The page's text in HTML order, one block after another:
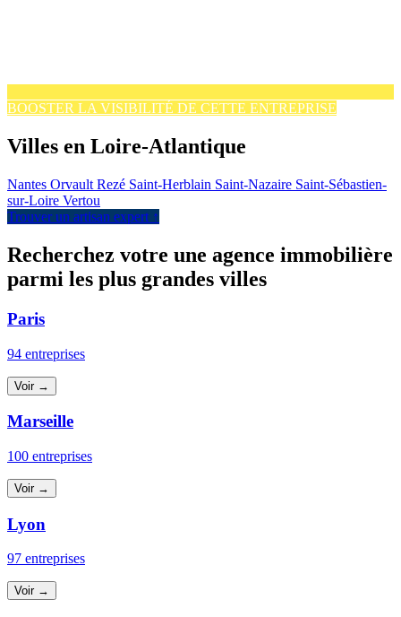
BOOSTER LA VISIBILITÉ DE CETTE ENTREPRISE
Villes en Loire-Atlantique
Nantes Orvault Rezé Saint-Herblain Saint-Nazaire Saint-Sébastien-
sur-Loire Vertou
Trouver un artisan expert ↑
Recherchez votre une agence immobilière
parmi les plus grandes villes
Paris
94 entreprises
Voir →
Marseille
100 entreprises
Voir →
Lyon
97 entreprises
Voir →